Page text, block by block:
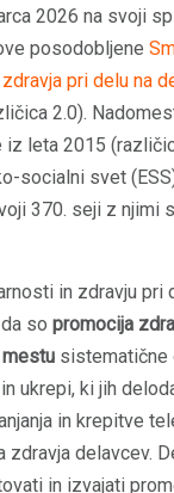
2026 na svoji
posodobljene
pri delu na
2.0).
iz leta 2015
socialni svet
370. seji z njimi
in zdravju pri
so promocija
sistematične
ukrepi, ki jih
in krepitve
zdravja delavcev.
in izvajati